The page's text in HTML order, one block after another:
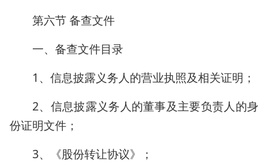
第六节 备查文件
一、备查文件目录
1、信息披露义务人的营业执照及相关证明；
2、信息披露义务人的董事及主要负责人的身
份证明文件；
3、《股份转让协议》；